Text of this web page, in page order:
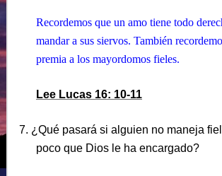
Recordemos que un amo tiene todo
mandar a sus siervos. También
premia a los mayordomos fieles.
Lee Lucas 16: 10-11
7. ¿Qué pasará si alguien no maneja
poco que Dios le ha encargado?